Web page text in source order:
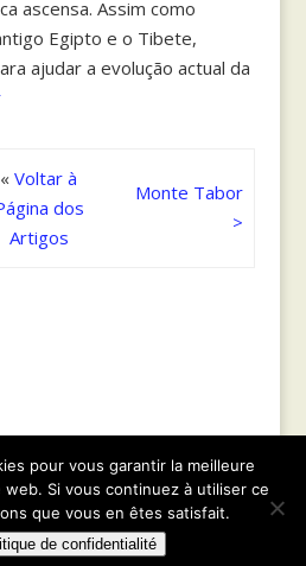
ascensa. Assim como
Egipto e o Tibete,
ajudar a evolução actual da
«Voltar à
dos
Artigos
Monte Tabor
>
|| Tous droits réservés
Parnassel.com |Sitemap|
confidentialité
pour vous garantir la meilleure
Si vous continuez à utiliser ce
que vous en êtes satisfait.
de confidentialité